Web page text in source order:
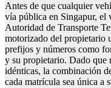
Antes de que cualquier
vía pública en Singapur, el
Autoridad de Transporte
motorizado del propietario
prefijos y números como
y su propietario. Dado que
idénticas, la combinación
cada matrícula sea única a